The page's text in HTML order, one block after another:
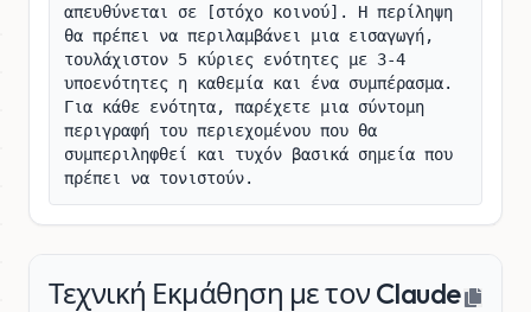
απευθύνεται σε [στόχο κοινού]. Η περίληψη
θα πρέπει να περιλαμβάνει μια εισαγωγή,
τουλάχιστον 5 κύριες ενότητες με 3-4
υποενότητες η καθεμία και ένα συμπέρασμα.
Για κάθε ενότητα, παρέχετε μια σύντομη
περιγραφή του περιεχομένου που θα
συμπεριληφθεί και τυχόν βασικά σημεία που
πρέπει να τονιστούν.
Τεχνική Εκμάθηση με τον Claude